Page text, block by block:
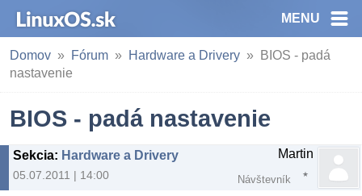
MENU
Domov Fórum Hardware a Drivery
BIOS - padá
nastavenie
BIOS - padá nastavenie
Sekcia: Hardware a Drivery
05.07.2011 | 14:00
Martin
Návštevník